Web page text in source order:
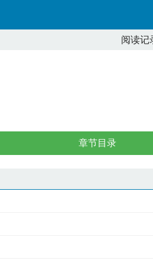
阅读记
章节目录